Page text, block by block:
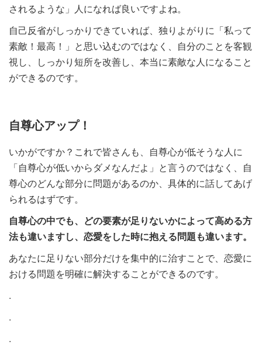
されるような」人になれば良いですよね。
自己反省がしっかりできていれば、独りよがりに「私って
素敵！最高！」と思い込むのではなく、自分のことを客観
視し、しっかり短所を改善し、本当に素敵な人になること
ができるのです。
自尊心アップ！
いかがですか？これで皆さんも、自尊心が低そうな人に
「自尊心が低いからダメなんだよ」と言うのではなく、自
尊心のどんな部分に問題があるのか、具体的に話してあげ
られるはずです。
自尊心の中でも、どの要素が足りないかによって高める方
法も違いますし、恋愛をした時に抱える問題も違います。
あなたに足りない部分だけを集中的に治すことで、恋愛に
おける問題を明確に解決することができるのです。
.
.
.